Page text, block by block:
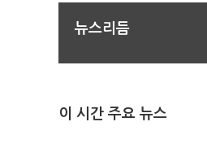
뉴스리듬
이 시간 주요 뉴스